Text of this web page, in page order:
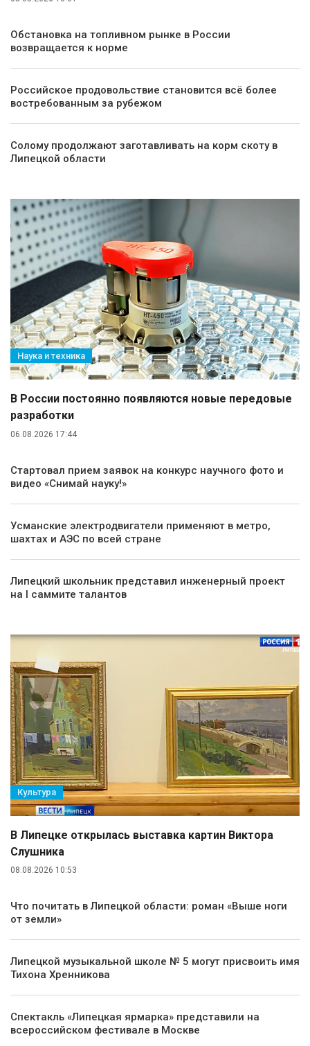
Обстановка на топливном рынке в России
возвращается к норме
Российское продовольствие становится всё более
востребованным за рубежом
Солому продолжают заготавливать на корм скоту в
Липецкой области
Наука и техника
В России постоянно появляются новые передовые
разработки
06.08.2026 17:44
Стартовал прием заявок на конкурс научного фото и
видео «Снимай науку!»
Усманские электродвигатели применяют в метро,
шахтах и АЭС по всей стране
Липецкий школьник представил инженерный проект
на I саммите талантов
Культура
В Липецке открылась выставка картин Виктора
Слушника
08.08.2026 10:53
Что почитать в Липецкой области: роман «Выше ноги
от земли»
Липецкой музыкальной школе № 5 могут присвоить имя
Тихона Хренникова
Спектакль «Липецкая ярмарка» представили на
всероссийском фестивале в Москве